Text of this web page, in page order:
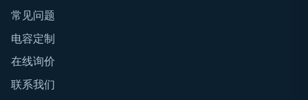
常见问题
电容定制
在线询价
联系我们